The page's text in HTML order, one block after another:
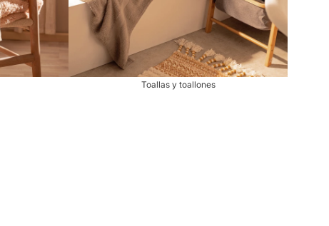
Toallas y toallones